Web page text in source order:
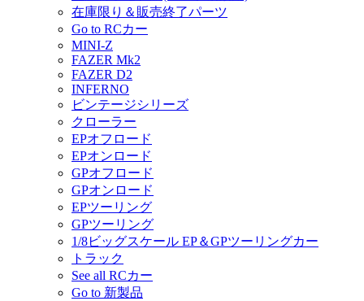
在庫限り＆販売終了パーツ
Go to RCカー
MINI-Z
FAZER Mk2
FAZER D2
INFERNO
ビンテージシリーズ
クローラー
EPオフロード
EPオンロード
GPオフロード
GPオンロード
EPツーリング
GPツーリング
1/8ビッグスケール EP＆GPツーリングカー
トラック
See all RCカー
Go to 新製品